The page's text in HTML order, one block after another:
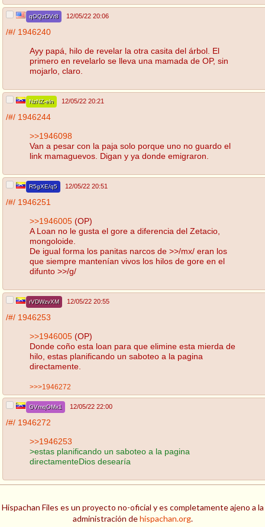
qOQzDVr8 12/05/22 20:06
/#/ 1946240
Ayy papá, hilo de revelar la otra casita del árbol. El
primero en revelarlo se lleva una mamada de OP, sin
mojarlo, claro.
NzNZ-eln 12/05/22 20:21
/#/ 1946244
>>1946098
Van a pesar con la paja solo porque uno no guardo el
link mamaguevos. Digan y ya donde emigraron.
R5gXE/q5 12/05/22 20:51
/#/ 1946251
>>1946005 (OP)
A Loan no le gusta el gore a diferencia del Zetacio,
mongoloide.
De igual forma los panitas narcos de >>/mx/ eran los
que siempre mantenían vivos los hilos de gore en el
difunto >>/g/
rVDWzvXM 12/05/22 20:55
/#/ 1946253
>>1946005 (OP)
Donde coño esta loan para que elimine esta mierda de
hilo, estas planificando un saboteo a la pagina
directamente.
>>>1946272
GVmqOMx1 12/05/22 22:00
/#/ 1946272
>>1946253
>estas planificando un saboteo a la pagina
directamenteDios desearía
Hispachan Files es un proyecto no-oficial y es completamente ajeno a la
administración dehispachan.org.